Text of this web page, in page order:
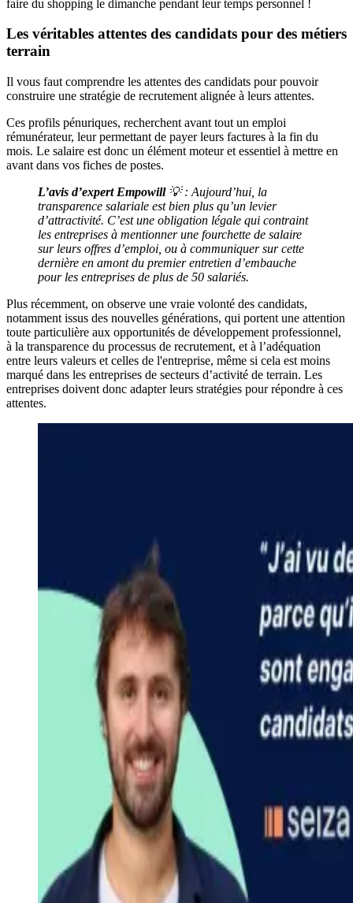
faire du shopping le dimanche pendant leur temps personnel !
Les véritables attentes des candidats pour des métiers
terrain
Il vous faut comprendre les attentes des candidats pour pouvoir
construire une stratégie de recrutement alignée à leurs attentes.
Ces profils pénuriques, recherchent avant tout un emploi
rémunérateur, leur permettant de payer leurs factures à la fin du
mois. Le salaire est donc un élément moteur et essentiel à mettre en
avant dans vos fiches de postes.
L’avis d’expert Empowill💡 : Aujourd’hui, la
transparence salariale est bien plus qu’un levier
d’attractivité. C’est une obligation légale qui contraint
les entreprises à mentionner une fourchette de salaire
sur leurs offres d’emploi, ou à communiquer sur cette
dernière en amont du premier entretien d’embauche
pour les entreprises de plus de 50 salariés.
Plus récemment, on observe une vraie volonté des candidats,
notamment issus des nouvelles générations, qui portent une attention
toute particulière aux opportunités de développement professionnel,
à la transparence du processus de recrutement, et à l’adéquation
entre leurs valeurs et celles de l'entreprise, même si cela est moins
marqué dans les entreprises de secteurs d’activité de terrain. Les
entreprises doivent donc adapter leurs stratégies pour répondre à ces
attentes.